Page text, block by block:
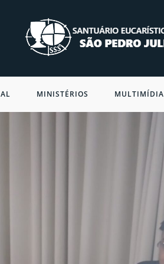
MINISTÉRIOS MULTIMÍDIA